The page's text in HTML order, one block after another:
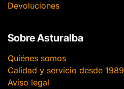
Devoluciones
Sobre Asturalba
Quiénes somos
Calidad y servicio desde 1989
Aviso legal